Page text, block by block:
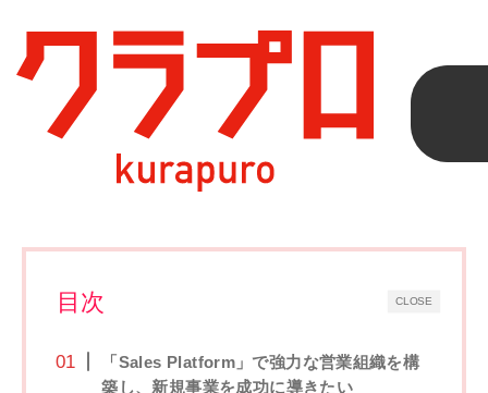
クラプロ 導入事例 オカダビル株式会社様
オカダビル株式会社様
CLOSE
目次
「Sales Platform」で強力な営業組織を構
築し、新規事業を成功に導きたい